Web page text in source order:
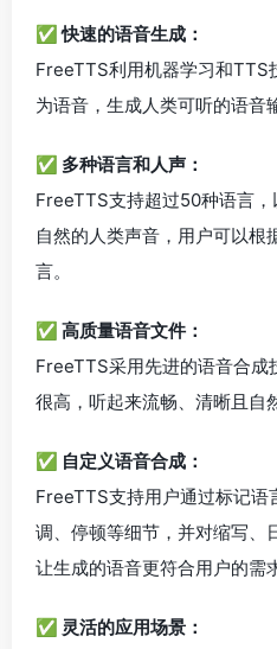
✅ 快速的语音生成：
FreeTTS利用机器学习和TTS
为语音，生成人类可听的语音
✅ 多种语言和人声：
FreeTTS支持超过50种语言
自然的人类声音，用户可以根
言。
✅ 高质量语音文件：
FreeTTS采用先进的语音合成
很高，听起来流畅、清晰且自
✅ 自定义语音合成：
FreeTTS支持用户通过标记语
调、停顿等细节，并对缩写、
让生成的语音更符合用户的需
✅ 灵活的应用场景：